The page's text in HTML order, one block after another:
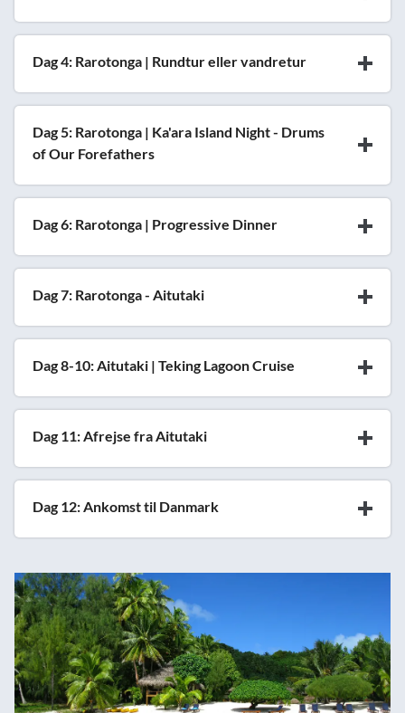
Dag 4: Rarotonga | Rundtur eller vandretur
Dag 5: Rarotonga | Ka'ara Island Night - Drums
of Our Forefathers
Dag 6: Rarotonga | Progressive Dinner
Dag 7: Rarotonga - Aitutaki
Dag 8-10: Aitutaki | Teking Lagoon Cruise
Dag 11: Afrejse fra Aitutaki
Dag 12: Ankomst til Danmark